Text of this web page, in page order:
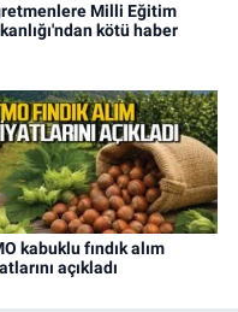
Milli Eğitim
kötü haber
kabuklu fındık alım
açıkladı